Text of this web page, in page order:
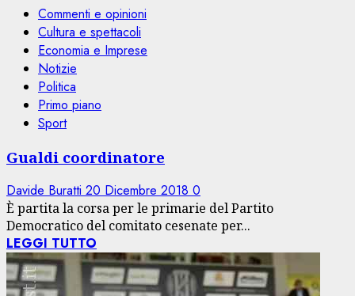
Commenti e opinioni
Cultura e spettacoli
Economia e Imprese
Notizie
Politica
Primo piano
Sport
Gualdi coordinatore
Davide Buratti 20 Dicembre 2018 0
È partita la corsa per le primarie del Partito
Democratico del comitato cesenate per...
LEGGI TUTTO